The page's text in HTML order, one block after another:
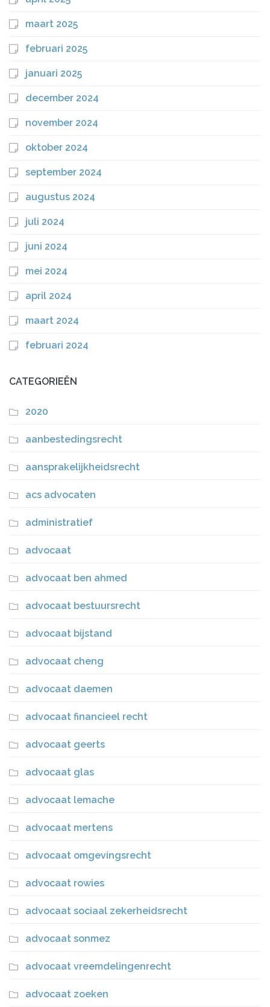
maart 2025
februari 2025
januari 2025
december 2024
november 2024
oktober 2024
september 2024
augustus 2024
juli 2024
juni 2024
mei 2024
april 2024
maart 2024
februari 2024
CATEGORIEËN
2020
aanbestedingsrecht
aansprakelijkheidsrecht
acs advocaten
administratief
advocaat
advocaat ben ahmed
advocaat bestuursrecht
advocaat bijstand
advocaat cheng
advocaat daemen
advocaat financieel recht
advocaat geerts
advocaat glas
advocaat lemache
advocaat mertens
advocaat omgevingsrecht
advocaat rowies
advocaat sociaal zekerheidsrecht
advocaat sonmez
advocaat vreemdelingenrecht
advocaat zoeken